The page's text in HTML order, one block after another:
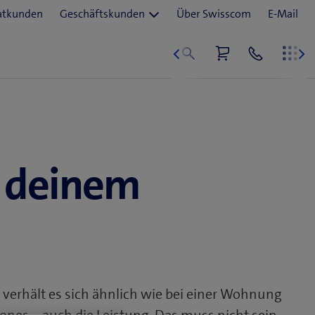
es sich ähnlich wie bei einer Wohnung